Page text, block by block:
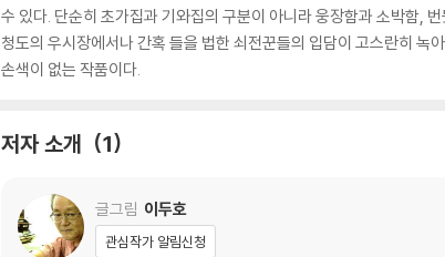
수 있다. 단순히 초가집과 기와집의 구분이 아니라 웅장함과 소박함,
청도의 우시장에서나 간혹 들을 법한 쇠전꾼들의 입담이 고스란히 녹
손색이 없는 작품이다.
저자 소개 1
글그림 이두호
관심작가 알림신청